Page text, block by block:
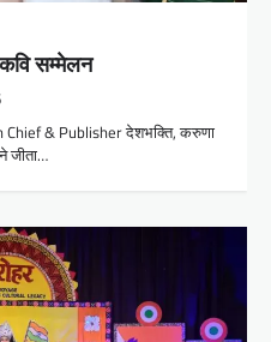
कवि सम्मेलन
& Publisher देशभक्ति, करुणा
जीता…